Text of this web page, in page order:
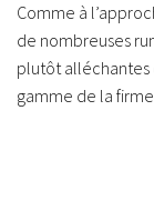
Comme à
de nombreuses
plutôt alléchantes
gamme de la